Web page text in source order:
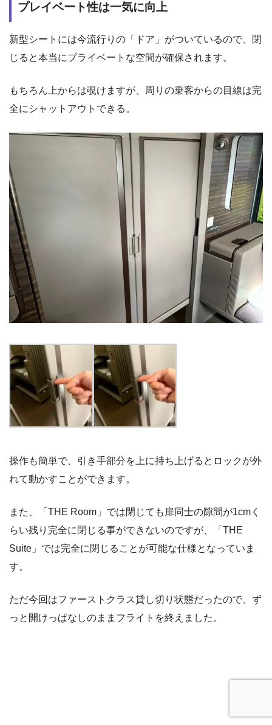
プレイベート性は一気に向上
新型シートには今流行りの「ドア」がついているので、閉
じると本当にプライベートな空間が確保されます。
もちろん上からは覗けますが、周りの乗客からの目線は完
全にシャットアウトできる。
操作も簡単で、引き手部分を上に持ち上げるとロックが外
れて動かすことができます。
また、「THE Room」では閉じても扉同士の隙間が1cmく
らい残り完全に閉じる事ができないのですが、「THE
Suite」では完全に閉じることが可能な仕様となっていま
す。
ただ今回はファーストクラス貸し切り状態だったので、ず
っと開けっぱなしのままフライトを終えました。